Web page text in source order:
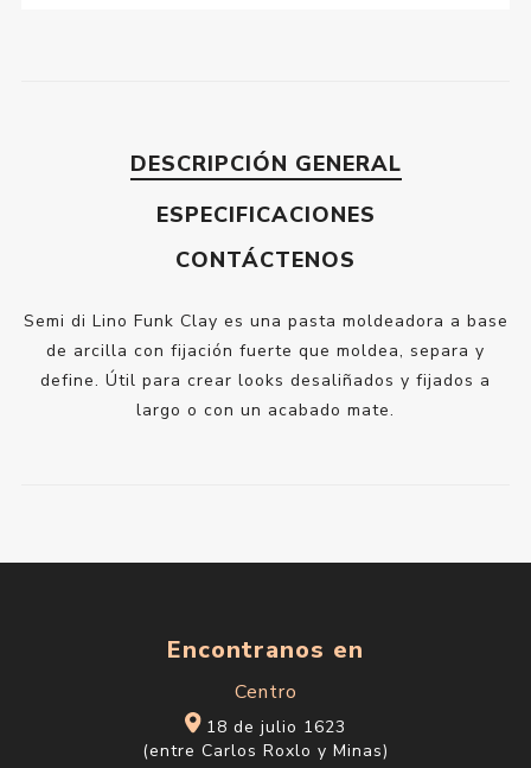
DESCRIPCIÓN GENERAL
ESPECIFICACIONES
CONTÁCTENOS
Semi di Lino Funk Clay es una pasta moldeadora a base
de arcilla con fijación fuerte que moldea, separa y
define. Útil para crear looks desaliñados y fijados a
largo o con un acabado mate.
Encontranos en
Centro
18 de julio 1623
(entre Carlos Roxlo y Minas)